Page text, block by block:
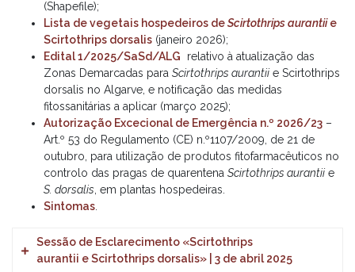
(Shapefile);
Lista de vegetais hospedeiros deScirtothrips aurantiie
Scirtothrips dorsalis (janeiro 2026);
Edital 1/2025/SaSd/ALG relativo à atualização das
Zonas Demarcadas para Scirtothrips aurantii e Scirtothrips
dorsalis no Algarve, e notificação das medidas
fitossanitárias a aplicar (março 2025);
Autorização Excecional de Emergência n.º 2026/23 –
Art.º 53 do Regulamento (CE) n.º1107/2009, de 21 de
outubro, para utilização de produtos fitofarmacêuticos no
controlo das pragas de quarentena Scirtothrips aurantii e
S. dorsalis , em plantas hospedeiras.
Sintomas
Sessão de Esclarecimento «Scirtothrips
aurantii e Scirtothrips dorsalis» | 3 de abril 2025